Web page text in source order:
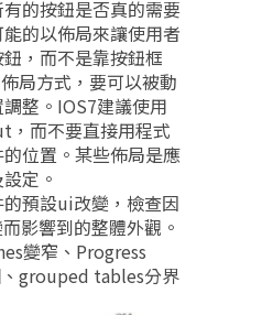
的按鈕是否真的需要
的以佈局來讓使用者
，而不是靠按鈕框
局方式，要可以被動
整。IOS7建議使用
而不要直接用程式
位置。某些佈局是應
定。
預設ui改變，檢查因
影響到的整體外觀。
變窄、Progress
grouped tables分界